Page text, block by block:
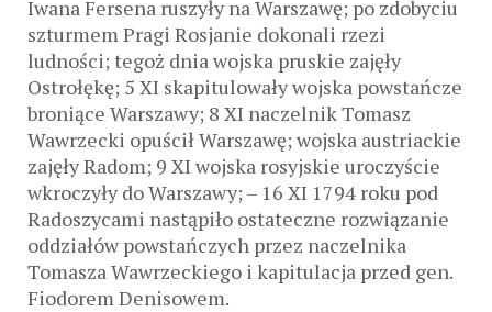
Iwana Fersena ruszyły na Warszawę; po zdobyciu
szturmem Pragi Rosjanie dokonali rzezi
ludności; tegoż dnia wojska pruskie zajęły
Ostrołękę; 5 XI skapitulowały wojska powstańcze
broniące Warszawy; 8 XI naczelnik Tomasz
Wawrzecki opuścił Warszawę; wojska austriackie
zajęły Radom; 9 XI wojska rosyjskie uroczyście
wkroczyły do Warszawy; – 16 XI 1794 roku pod
Radoszycami nastąpiło ostateczne rozwiązanie
oddziałów powstańczych przez naczelnika
Tomasza Wawrzeckiego i kapitulacja przed gen.
Fiodorem Denisowem.